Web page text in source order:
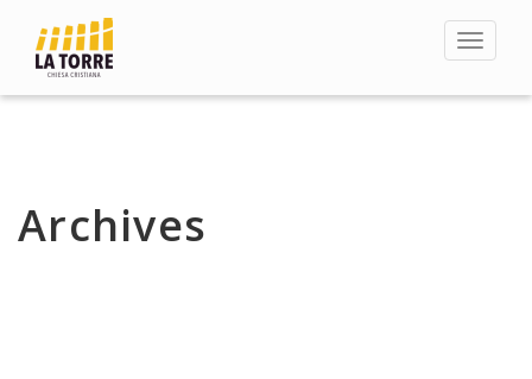
Toggle
Archives